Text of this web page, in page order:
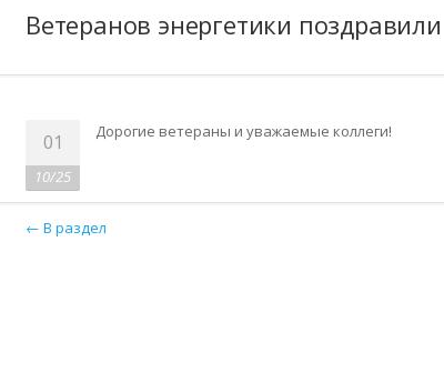
Ветеранов энергетики
01
10/25
Дорогие ветераны и уважаемые коллеги!
← В раздел